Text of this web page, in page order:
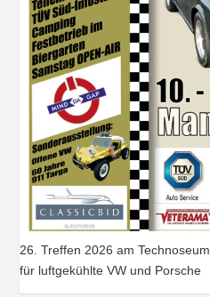
26. Treffen 2026 am Technoseum
für luftgekühlte VW und Porsche